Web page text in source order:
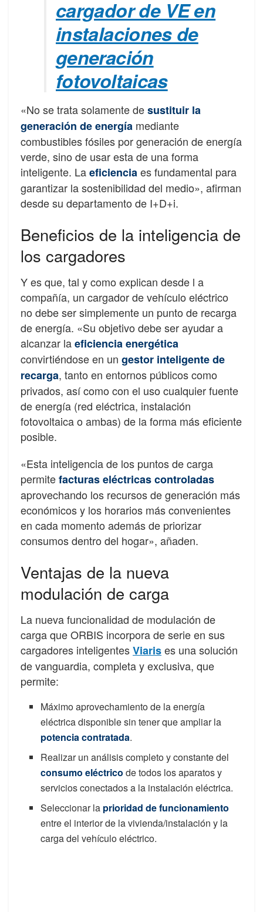
cargador de VE en
instalaciones de
generación
fotovoltaicas
«No se trata solamente desustituir la
generación de energía mediante
combustibles fósiles por generación de energía
verde, sino de usar esta de una forma
inteligente. Laeficienciaes fundamental para
garantizar la sostenibilidad del medio», afirman
desde su departamento de I+D+i.
Beneficios de la inteligencia de
los cargadores
Y es que, tal y como explican desde l a
compañía, un cargador de vehículo eléctrico
no debe ser simplemente un punto de recarga
de energía. «Su objetivo debe ser ayudar a
alcanzar laeficiencia energética
convirtiéndose en un gestor inteligente de
recarga, tanto en entornos públicos como
privados, así como con el uso cualquier fuente
de energía (red eléctrica, instalación
fotovoltaica o ambas) de la forma más eficiente
posible.
«Esta inteligencia de los puntos de carga
permitefacturas eléctricas controladas
aprovechando los recursos de generación más
económicos y los horarios más convenientes
en cada momento además de priorizar
consumos dentro del hogar», añaden.
Ventajas de la nueva
modulación de carga
La nueva funcionalidad de modulación de
carga que ORBIS incorpora de serie en sus
cargadores inteligentesViarises una solución
de vanguardia, completa y exclusiva, que
permite:
Máximo aprovechamiento de la energía
eléctrica disponible sin tener que ampliar la
potencia contratada.
Realizar un análisis completo y constante del
consumo eléctrico de todos los aparatos y
servicios conectados a la instalación eléctrica.
Seleccionar la prioridad de funcionamiento
entre el interior de la vivienda/instalación y la
carga del vehículo eléctrico.